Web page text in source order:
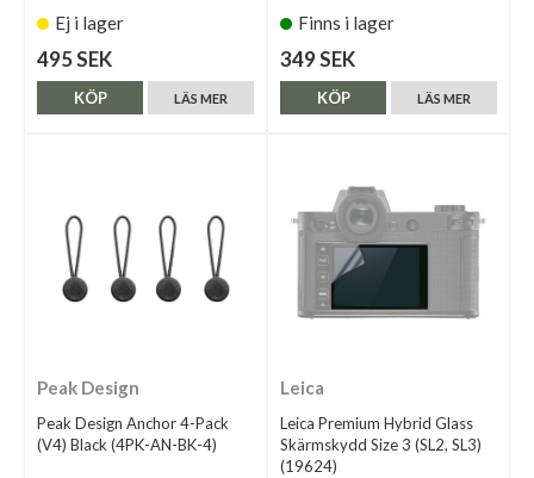
Ej i lager
495 SEK
LÄS MER
KÖP
Finns i lager
349 SEK
LÄS MER
KÖP
Peak Design
Peak Design Anchor 4-Pack
(V4) Black (4PK-AN-BK-4)
Leica
Leica Premium Hybrid Glass
Skärmskydd Size 3 (SL2, SL3)
(19624)